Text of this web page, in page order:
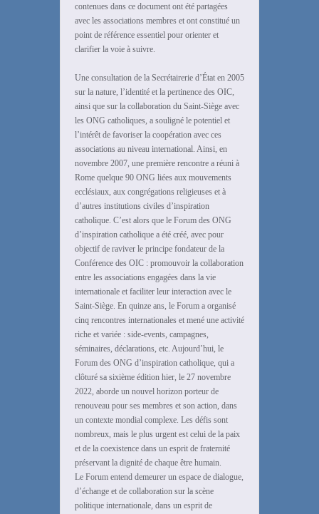
contenues dans ce document ont été partagées
avec les associations membres et ont constitué un
point de référence essentiel pour orienter et
clarifier la voie à suivre.
Une consultation de la Secrétairerie d’État en 2005
sur la nature, l’identité et la pertinence des OIC,
ainsi que sur la collaboration du Saint-Siège avec
les ONG catholiques, a souligné le potentiel et
l’intérêt de favoriser la coopération avec ces
associations au niveau international. Ainsi, en
novembre 2007, une première rencontre a réuni à
Rome quelque 90 ONG liées aux mouvements
ecclésiaux, aux congrégations religieuses et à
d’autres institutions civiles d’inspiration
catholique. C’est alors que le Forum des ONG
d’inspiration catholique a été créé, avec pour
objectif de raviver le principe fondateur de la
Conférence des OIC : promouvoir la collaboration
entre les associations engagées dans la vie
internationale et faciliter leur interaction avec le
Saint-Siège. En quinze ans, le Forum a organisé
cinq rencontres internationales et mené une activité
riche et variée : side-events, campagnes,
séminaires, déclarations, etc. Aujourd’hui, le
Forum des ONG d’inspiration catholique, qui a
clôturé sa sixième édition hier, le 27 novembre
2022, aborde un nouvel horizon porteur de
renouveau pour ses membres et son action, dans
un contexte mondial complexe. Les défis sont
nombreux, mais le plus urgent est celui de la paix
et de la coexistence dans un esprit de fraternité
préservant la dignité de chaque être humain.
Le Forum entend demeurer un espace de dialogue,
d’échange et de collaboration sur la scène
politique internationale, dans un esprit de